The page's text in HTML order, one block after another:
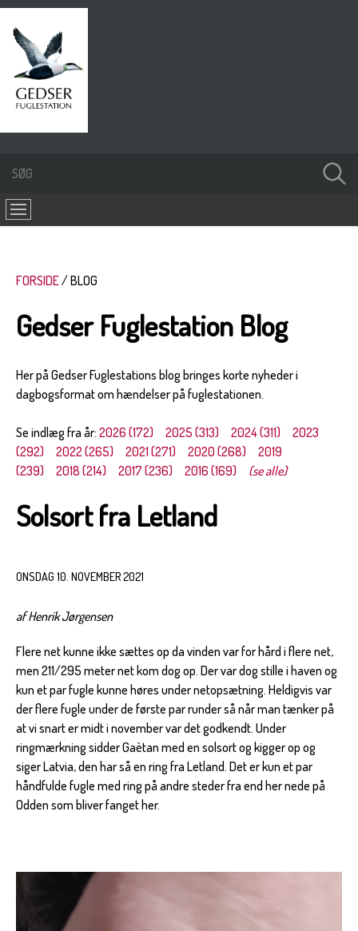
FORSIDE BLOG
Gedser Fuglestation Blog
Her på Gedser Fuglestations blog bringes korte nyheder i
dagbogsformat om hændelser på fuglestationen.
Se indlæg fra år: 2026 (172) 2025 (313) 2024 (311)
2023
(292)
2022 (265) 2021 (271) 2020 (268)
2019
(239)
2018 (214) 2017 (236) 2016 (169) (se alle)
Solsort fra Letland
ONSDAG 10. NOVEMBER 2021
af Henrik Jørgensen
Flere net kunne ikke sættes op da vinden var for hård i flere net,
men 211/295 meter net kom dog op. Der var dog stille i haven og
kun et par fugle kunne høres under netopsætning. Heldigvis var
der flere fugle under de første par runder så når man tænker på
at vi snart er midt i november var det godkendt. Under
ringmærkning sidder Gaètan med en solsort og kigger op og
siger Latvia, den har så en ring fra Letland. Det er kun et par
håndfulde fugle med ring på andre steder fra end her nede på
Odden som bliver fanget her.